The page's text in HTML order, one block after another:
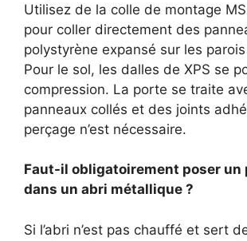
Utilisez de la colle de montage
pour coller directement des
polystyrène expansé sur les
Pour le sol, les dalles de XPS se
compression. La porte se traite
panneaux collés et des joints
perçage n’est nécessaire.
Faut-il obligatoirement poser un
dans un abri métallique ?
Si l’abri n’est pas chauffé et sert